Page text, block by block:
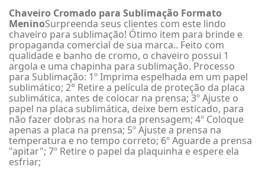
Chaveiro Cromado para Sublimação Formato
MeninoSurpreenda seus clientes com este lindo
chaveiro para sublimação! Ótimo item para brinde e
propaganda comercial de sua marca.. Feito com
qualidade e banho de cromo, o chaveiro possui 1
argola e uma chapinha para sublimação. Processo
para Sublimação: 1º Imprima espelhada em um papel
sublimático; 2° Retire a película de proteção da placa
sublimática, antes de colocar na prensa; 3º Ajuste o
papel na placa sublimática, deixe bem esticado, para
não fazer dobras na hora da prensagem; 4º Coloque
apenas a placa na prensa; 5º Ajuste a prensa na
temperatura e no tempo correto; 6º Aguarde a prensa
"apitar"; 7º Retire o papel da plaquinha e espere ela
esfriar;